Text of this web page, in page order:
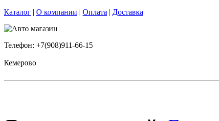
Каталог | О компании | Оплата | Доставка
Телефон: +7(908)911-66-15
Кемерово